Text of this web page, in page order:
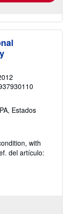
Estados
with
del artículo: